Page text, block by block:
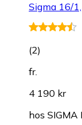
Sigma 16/
(2)
fr.
4 190 kr
hos SIGMA